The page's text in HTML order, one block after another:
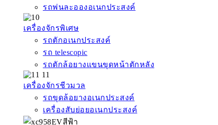
รถพ่นละอองอเนกประสงค์
เครื่องจักรพิเศษ
รถตักอเนกประสงค์
รถ telescopic
รถตักล้อยางแขนขุดหน้าตักหลัง
เครื่องจักรชีวมวล
รถขุดล้อยางอเนกประสงค์
เครื่องสับย่อยอเนกประสงค์